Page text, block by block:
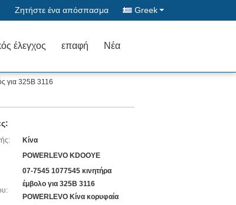
Ζητήστε ένα απόσπασμα Greek
έλεγχος επαφή Νέα
για 325B 3116
Κίνα
POWERLEVO KDOOYE
07-7545 1077545 κινητήρα
έμβολο για 325B 3116
POWERLEVO Κίνα κορυφαία